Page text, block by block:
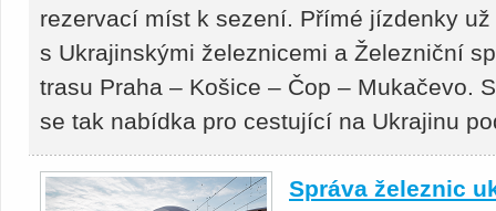
rezervací míst k sezení. Přímé jízdenky
s Ukrajinskými železnicemi a Železniční
trasu Praha – Košice – Čop – Mukačevo.
se tak nabídka pro cestující na Ukrajinu
Správa železnic